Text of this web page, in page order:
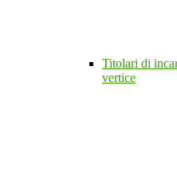
Titolari di
vertice